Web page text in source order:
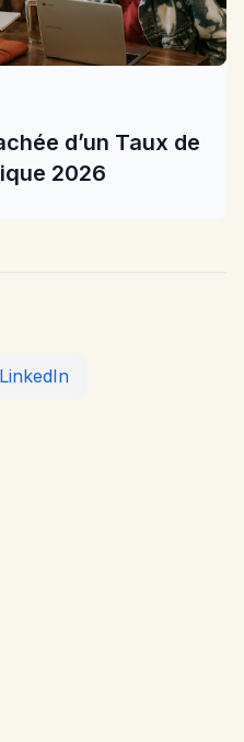
d’un Taux de
2026
LinkedIn